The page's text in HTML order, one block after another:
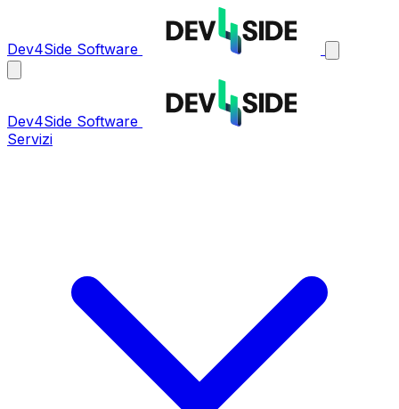
Dev4Side Software
Dev4Side Software
Servizi